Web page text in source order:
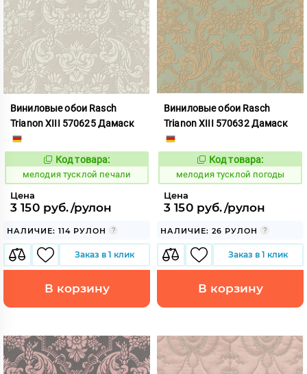
Виниловые обои Rasch
Trianon XIII 570625 Дамаск
966445
Код товара:
мелодия тусклой печали
Цена
3 150 руб./рулон
НАЛИЧИЕ: 114 РУЛОН
Заказ в 1 клик
В корзину
Виниловые обои Rasch
Trianon XIII 570632 Дамаск
966446
Код товара:
мелодия тусклой погоды
Цена
3 150 руб./рулон
НАЛИЧИЕ: 26 РУЛОН
Заказ в 1 клик
В корзину